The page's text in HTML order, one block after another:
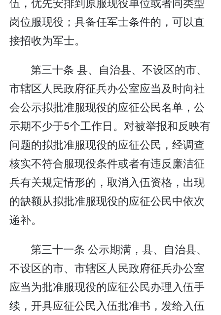
岗位服现役；具备任军士条件的，可以直
接招收为军士。
第三十条 县、自治县、不设区的市、
市辖区人民政府征兵办公室应当及时向社
会公示拟批准服现役的应征公民名单，公
示期不少于5个工作日。对被举报和反映有
问题的拟批准服现役的应征公民，经调查
核实不符合服现役条件或者有违反廉洁征
兵有关规定情形的，取消入伍资格，出现
的缺额从拟批准服现役的应征公民中依次
递补。
第三十一条 公示期满，县、自治县、
不设区的市、市辖区人民政府征兵办公室
应当为批准服现役的应征公民办理入伍手
续，开具应征公民入伍批准书，发给入伍